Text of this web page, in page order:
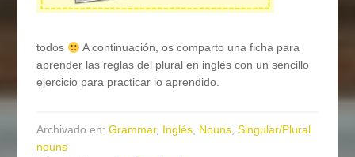
todos
A continuación, os comparto una ficha para
aprender las reglas del plural en inglés con un sencillo
ejercicio para practicar lo aprendido.
Archivado en:Grammar, Inglés, Nouns,Singular/Plural
nouns